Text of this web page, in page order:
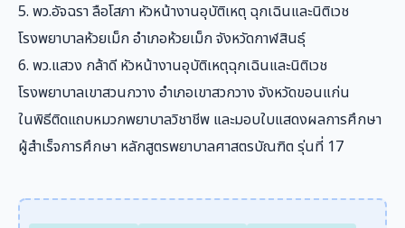
5. พว.อัจฉรา ลือโสภา หัวหน้างานอุบัติเหตุ ฉุกเฉินและนิติเวช
โรงพยาบาลห้วยเม็ก อำเภอห้วยเม็ก จังหวัดกาฬสินธุ์
6. พว.แสวง กล้าดี หัวหน้างานอุบัติเหตุฉุกเฉินและนิติเวช
โรงพยาบาลเขาสวนกวาง อำเภอเขาสวกวาง จังหวัดขอนแก่น
ในพิธีติดแถบหมวกพยาบาลวิชาชีพ และมอบใบแสดงผลการศึกษา
ผู้สำเร็จการศึกษา หลักสูตรพยาบาลศาสตรบัณฑิต รุ่นที่ 17